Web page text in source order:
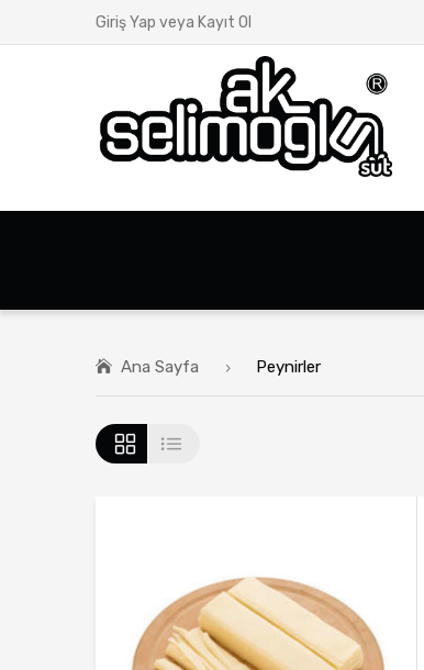
Giriş Yap veya Kayıt Ol
Ana Sayfa Peynirler